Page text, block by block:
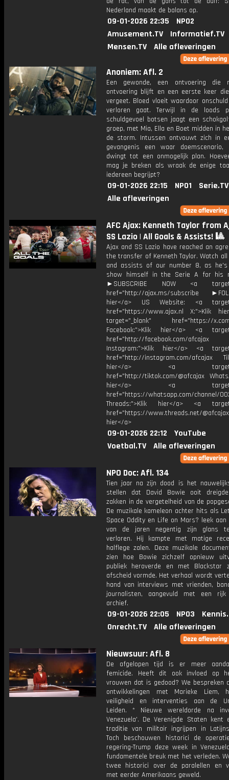
Nederland maakt de balans op.
09-01-2026 22:35
NPO2
Amusement.TV
Informatief.TV
Mensen.TV
Alle afleveringen
Anoniem: Afl. 2
Een gewonde, een ontvoering die
ontvoering blijft en een eerste keer
vergeet. Bloed vloeit waardoor
verloren gaat. Terwijl in de loods
schuldgevoel botsen jaagt een
groep, met Mia, Ella en Boet midden in
de storm. Intussen ontvouwt zich in
gevangenis een waar
dwingt tot een onmogelijk plan.
mag je breken als wraak de enige
iedereen begrijpt?
09-01-2026 22:15 NPO1
Serie.TV
Alle afleveringen
AFC Ajax: Kenneth Taylor from
SS Lazio | All Goals & Assists! 🎱
Ajax and SS Lazio have reached an
the transfer of Kenneth Taylor. Watch
and assists of our number 8, as
show himself in the Serie A for his
►SUBSCRIBE NOW <a
href="http://ajax.ms/subscribe
hier</a> US Website: <a
href="https://www.ajax.nl X:">Klik
target="_blank" href="https://x.com/
Facebook:">Klik hier</a> <a
href="http://facebook.com/afcajax
Instagram:">Klik hier</a> <a
href="http://instagram.com/afcajax
hier</a> <a
href="http://tiktok.com/@afcajax
hier</a> <a
href="https://whatsapp.com/channel/
Threads:">Klik hier</a> <a
href="https://www.threads.net/
hier</a>
09-01-2026 22:12
YouTube
Voetbal.TV
Alle afleveringen
NPO Doc: Afl. 134
Tien jaar na zijn dood is het
stellen dat David Bowie ooit
zakken in de vergetelheid van de
De muzikale kameleon achter hits als
Space Oddity en Life on Mars? leek
van de jaren negentig zijn glans
verloren. Hij kampte met matige
halflege zalen. Deze muzikale
zien hoe Bowie zichzelf opnieuw
publiek heroverde en met Blackstar
afscheid vormde. Het verhaal wordt
hand van interviews met vrienden,
journalisten, aangevuld met een rijk
archief.
09-01-2026 22:05 NPO3
Onrecht.TV
Alle afleveringen
Nieuwsuur: Afl. 8
De afgelopen tijd is er meer
femicide. Heeft dit ook invloed op
vrouwen dat is gedood? We bespreken
ontwikkelingen met Marieke Liem,
veiligheid en interventies aan de
Leiden. * Nieuwe wereldorde na
Venezuela'. De Verenigde Staten kent
traditie van militair ingrijpen in
Toch beschouwen historici de
regering-Trump deze week in
fundamentele breuk met het verleden.
twee historici over de paralellen en
met eerder Amerikaans geweld.